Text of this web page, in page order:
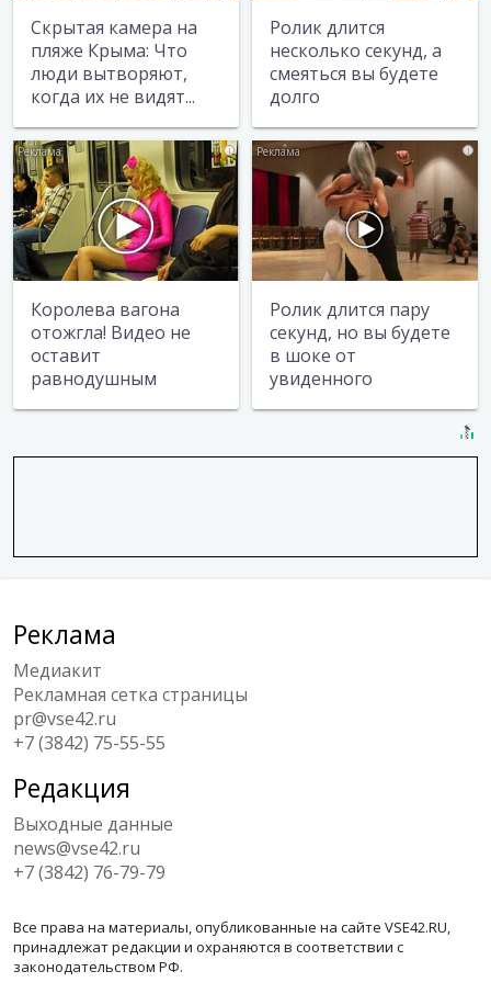
Скрытая камера на
пляже Крыма: Что
люди вытворяют,
когда их не видят...
Ролик длится
несколько секунд, а
смеяться вы будете
долго
i
Королева вагона
отожгла! Видео не
оставит
равнодушным
i
Ролик длится пару
секунд, но вы будете
в шоке от
увиденного
Реклама
Медиакит
Рекламная сетка страницы
pr@vse42.ru
+7 (3842) 75-55-55
Редакция
Выходные данные
news@vse42.ru
+7 (3842) 76-79-79
Все права на материалы, опубликованные на сайте VSE42.RU,
принадлежат редакции и охраняются в соответствии с
законодательством РФ.